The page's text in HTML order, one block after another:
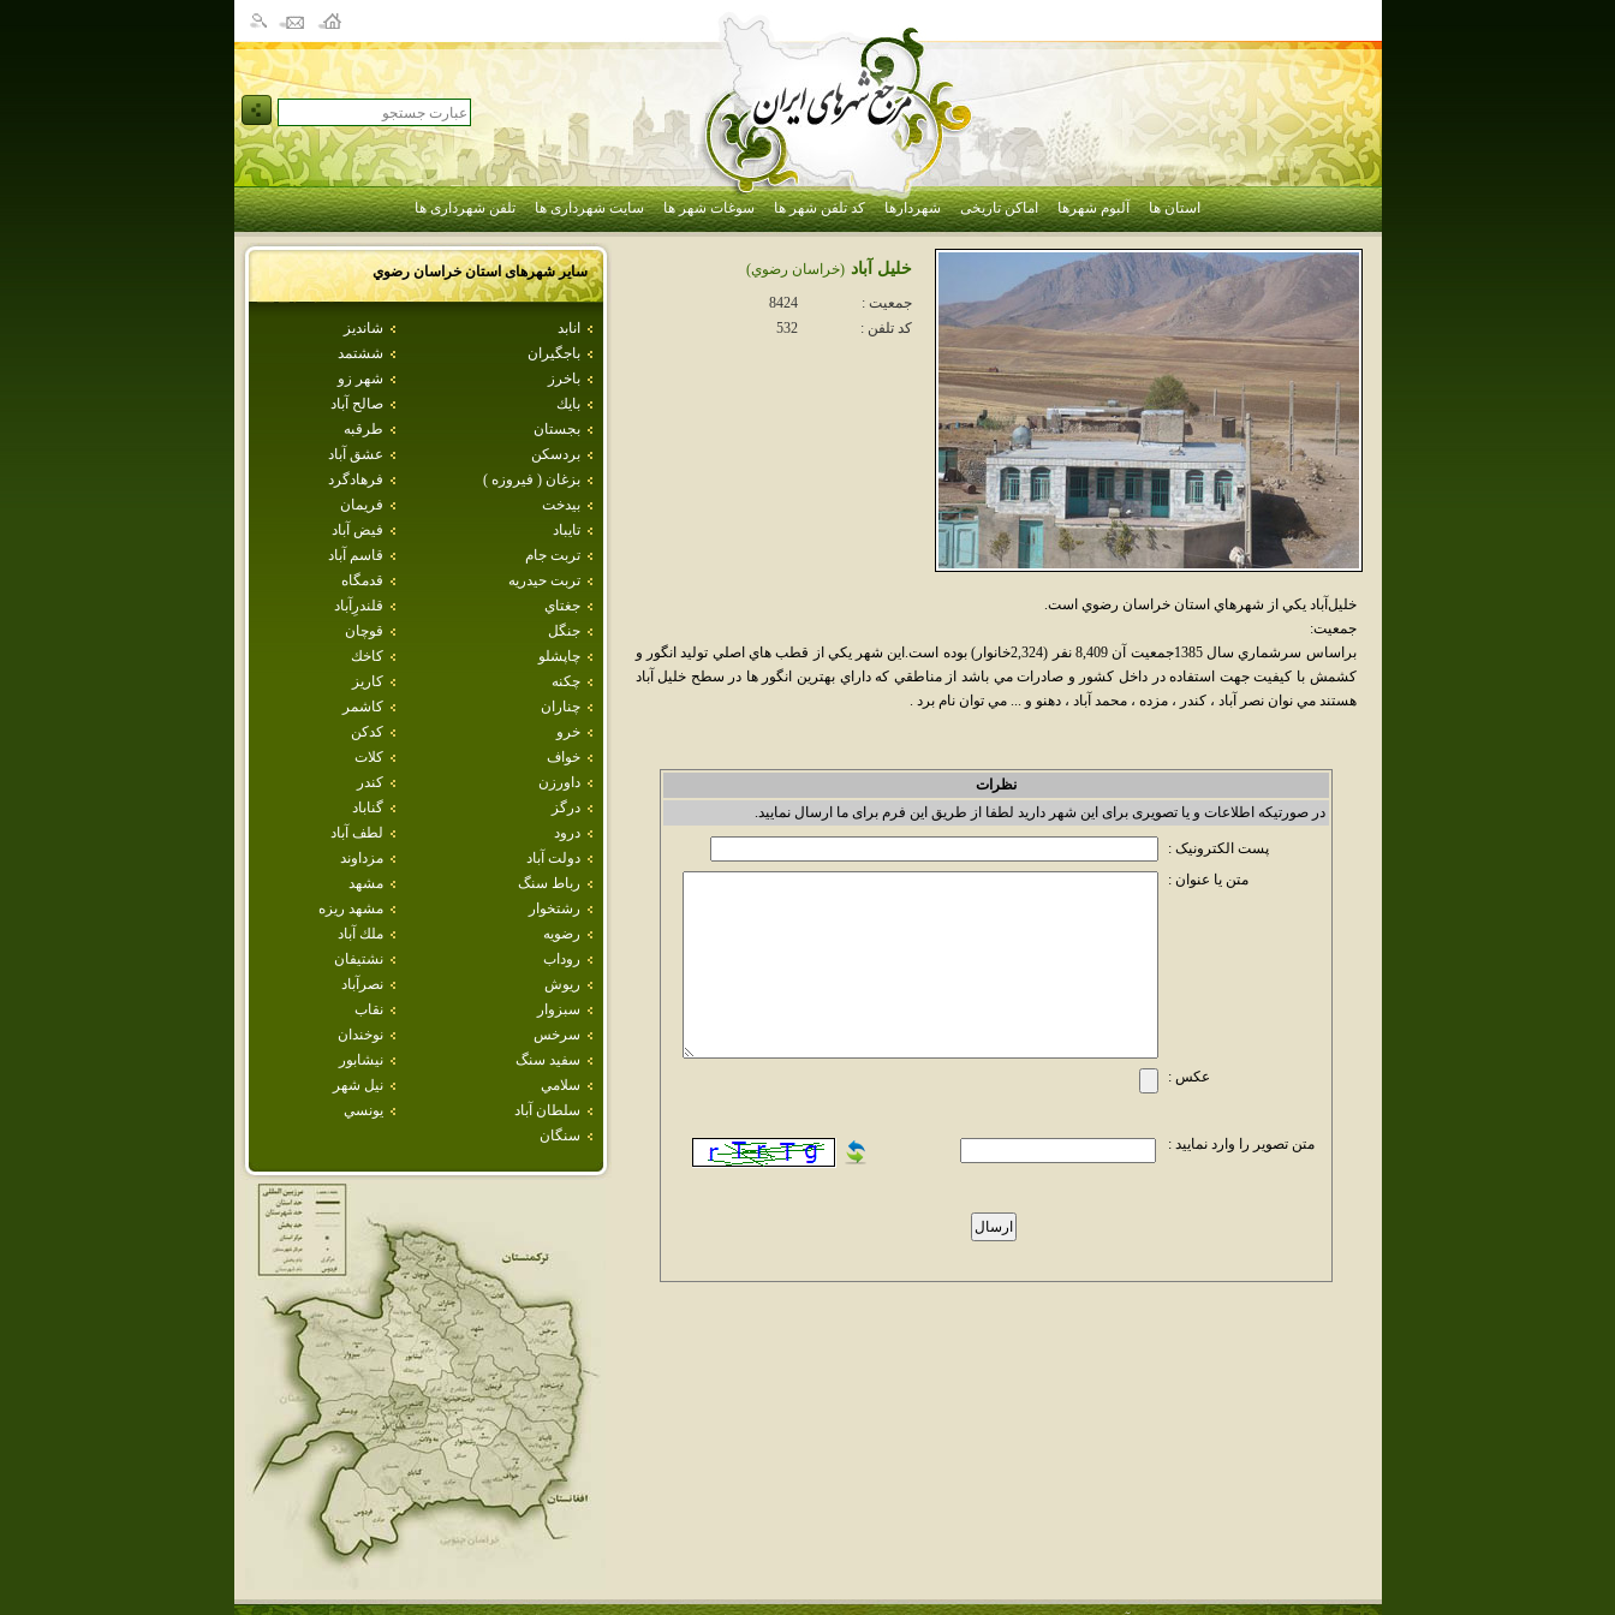
استان ها آلبوم شهرها اماکن تاریخی شهردارها کد تلفن شهر ها سوغات شهر ها سایت شهرداری ها تلفن شهرداری ها
سایر شهرهای استانخراسان رضوي
انابد
شانديز
باجگيران
ششتمد
باخرز
شهر زو
بايك
صالح آباد
بجستان
طرقبه
بردسكن
عشق آباد
بزغان ( فيروزه )
فرهادگرد
بيدخت
فريمان
تايباد
فيض آباد
تربت جام
قاسم آباد
تربت حيدريه
قدمگاه
جغتاي
قلندرِآباد
جنگل
قوچان
چاپشلو
كاخك
چکنه
كاريز
چناران
كاشمر
خرو
كدكن
خواف
كلات
داورزن
كندر
درگز
گناباد
درود
لطف آباد
دولت آباد
مزداوند
رباط سنگ
مشهد
رشتخوار
مشهد ريزه
رضويه
ملك آباد
روداب
نشتيفان
ريوش
نصرآباد
سبزوار
نقاب
سرخس
نوخندان
سفيد سنگ
نيشابور
سلامي
نيل شهر
سلطان آباد
يونسي
سنگان
خليل آباد (خراسان رضوي)
جمعیت :
8424
کد تلفن :
532
خليل‌آباد يکي از شهرهاي استان خراسان رضوي است.
جمعيت:
براساس سرشماري سال 1385جمعيت آن 8,409 نفر (2,324خانوار) بوده است.اين شهر يكي از قطب هاي اصلي توليد انگور و
كشمش با كيفيت جهت استفاده در داخل كشور و صادرات مي باشد از مناطقي كه داراي بهترين انگور ها در سطح خليل آباد
هستند مي نوان نصر آباد ، كندر ، مزده ، محمد آباد ، دهنو و ... مي توان نام برد .
نظرات
در صورتیکه اطلاعات و یا تصویری برای این شهر دارید لطفا از طریق این فرم برای ما ارسال نمایید.
پست الکترونیک :
متن یا عنوان :
عکس :
متن تصویر را وارد نمایید :